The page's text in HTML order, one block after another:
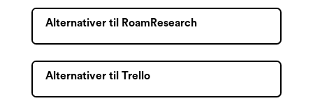
Alternativer til RoamResearch
Alternativer til Trello